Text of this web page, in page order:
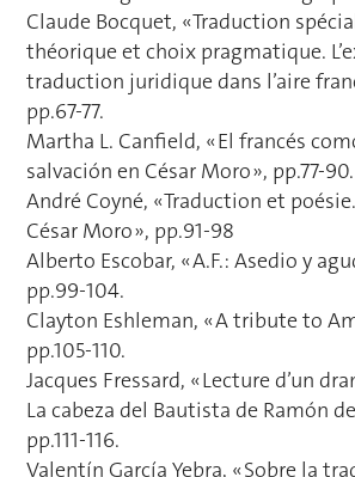
Claude Bocquet, « Traduction
théorique et choix pragmatique.
traduction juridique dans l’aire
pp.67-77.
Martha L. Canfield, « El francés
salvación en César Moro », pp.77-90.
André Coyné, « Traduction et
César Moro », pp.91-98
Alberto Escobar, « A.F.: Asedio y
pp.99-104.
Clayton Eshleman, « A tribute to
pp.105-110.
Jacques Fressard, « Lecture d’un
La cabeza del Bautista de Ramón
pp.111-116.
Valentín García Yebra, « Sobre la